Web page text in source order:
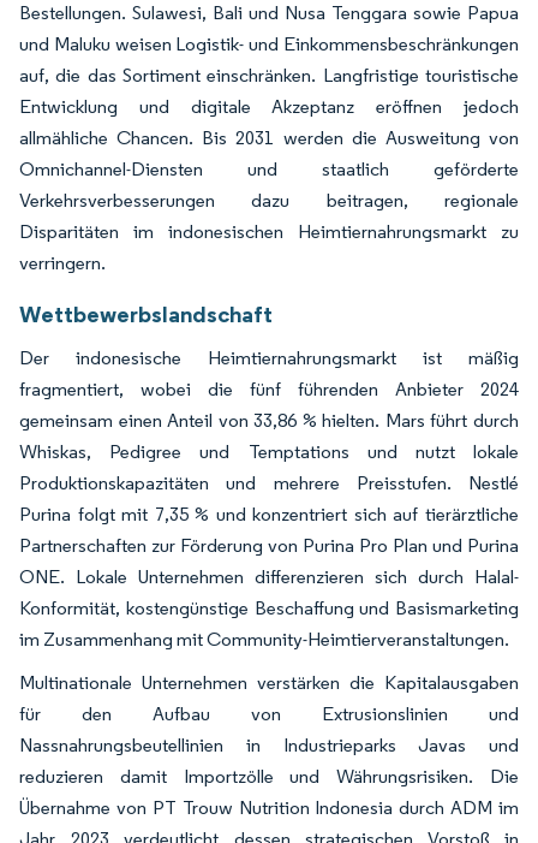
Bestellungen. Sulawesi, Bali und Nusa Tenggara sowie Papua
und Maluku weisen Logistik- und Einkommensbeschränkungen
auf, die das Sortiment einschränken. Langfristige touristische
Entwicklung und digitale Akzeptanz eröffnen jedoch
allmähliche Chancen. Bis 2031 werden die Ausweitung von
Omnichannel-Diensten und staatlich geförderte
Verkehrsverbesserungen dazu beitragen, regionale
Disparitäten im indonesischen Heimtiernahrungsmarkt zu
verringern.
Wettbewerbslandschaft
Der indonesische Heimtiernahrungsmarkt ist mäßig
fragmentiert, wobei die fünf führenden Anbieter 2024
gemeinsam einen Anteil von 33,86 % hielten. Mars führt durch
Whiskas, Pedigree und Temptations und nutzt lokale
Produktionskapazitäten und mehrere Preisstufen. Nestlé
Purina folgt mit 7,35 % und konzentriert sich auf tierärztliche
Partnerschaften zur Förderung von Purina Pro Plan und Purina
ONE. Lokale Unternehmen differenzieren sich durch Halal-
Konformität, kostengünstige Beschaffung und Basismarketing
im Zusammenhang mit Community-Heimtierveranstaltungen.
Multinationale Unternehmen verstärken die Kapitalausgaben
für den Aufbau von Extrusionslinien und
Nassnahrungsbeutellinien in Industrieparks Javas und
reduzieren damit Importzölle und Währungsrisiken. Die
Übernahme von PT Trouw Nutrition Indonesia durch ADM im